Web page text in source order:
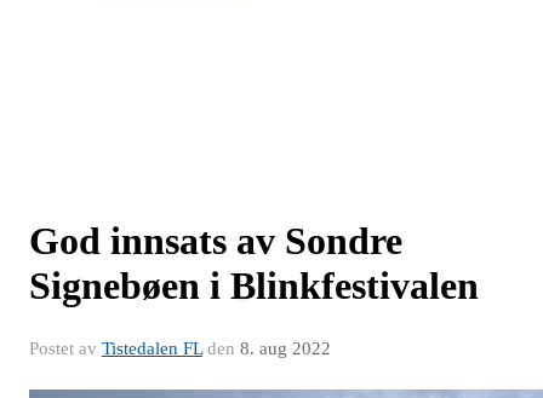
God innsats av Sondre
Signebøen i Blinkfestivalen
Postet av Tistedalen FLden 8. aug 2022